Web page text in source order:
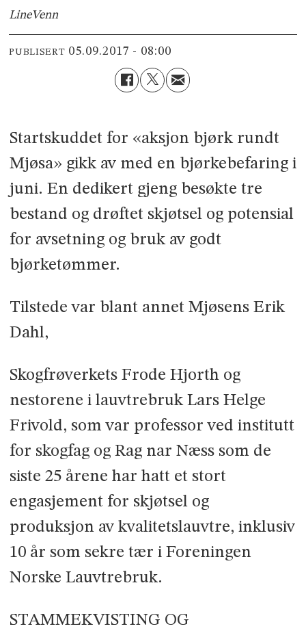
LineVenn
PUBLISERT 05.09.2017 - 08:00
Startskuddet for «aksjon bjørk rundt
Mjøsa» gikk av med en bjørkebefaring i
juni. En dedikert gjeng besøkte tre
bestand og drøftet skjøtsel og potensial
for avsetning og bruk av godt
bjørketømmer.
Tilstede var blant annet Mjøsens Erik
Dahl,
Skogfrøverkets Frode Hjorth og
nestorene i lauvtrebruk Lars Helge
Frivold, som var professor ved institutt
for skogfag og Rag­ nar Næss som de
siste 25 årene har hatt et stort
engasjement for skjøtsel og
produksjon av kvalitetslauvtre, inklusiv
10 år som sekre­ tær i Foreningen
Norske Lauvtrebruk.
STAMMEKVISTING OG